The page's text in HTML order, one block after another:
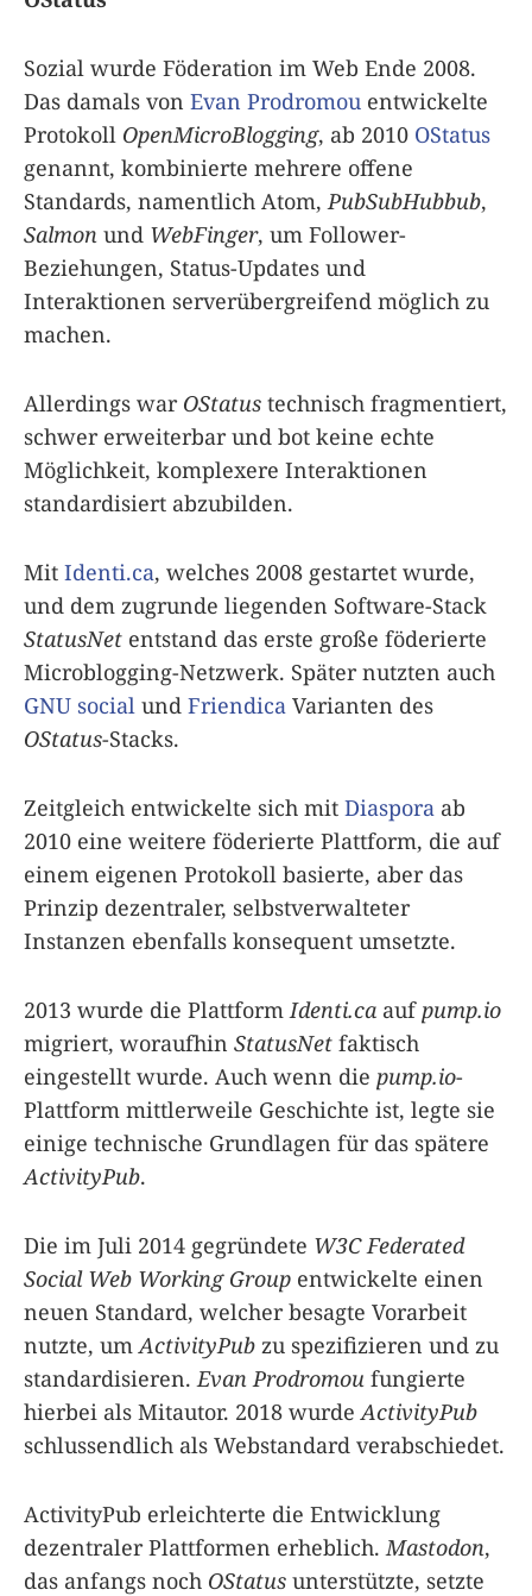
Sozial wurde Föderation im Web Ende 2008.
Das damals von Evan Prodromou entwickelte
Protokoll OpenMicroBlogging, ab 2010 OStatus
genannt, kombinierte mehrere offene
Standards, namentlich Atom, PubSubHubbub,
Salmon und WebFinger, um Follower-
Beziehungen, Status-Updates und
Interaktionen serverübergreifend möglich zu
machen.
Allerdings war OStatus technisch fragmentiert,
schwer erweiterbar und bot keine echte
Möglichkeit, komplexere Interaktionen
standardisiert abzubilden.
Mit Identi.ca, welches 2008 gestartet wurde,
und dem zugrunde liegenden Software-Stack
StatusNet entstand das erste große föderierte
Microblogging-Netzwerk. Später nutzten auch
GNU social und Friendica Varianten des
OStatus-Stacks.
Zeitgleich entwickelte sich mit Diaspora ab
2010 eine weitere föderierte Plattform, die auf
einem eigenen Protokoll basierte, aber das
Prinzip dezentraler, selbstverwalteter
Instanzen ebenfalls konsequent umsetzte.
2013 wurde die Plattform Identi.ca auf pump.io
migriert, woraufhin StatusNet faktisch
eingestellt wurde. Auch wenn die pump.io-
Plattform mittlerweile Geschichte ist, legte sie
einige technische Grundlagen für das spätere
ActivityPub.
Die im Juli 2014 gegründete W3C Federated
Social Web Working Group entwickelte einen
neuen Standard, welcher besagte Vorarbeit
nutzte, um ActivityPub zu spezifizieren und zu
standardisieren. Evan Prodromou fungierte
hierbei als Mitautor. 2018 wurde ActivityPub
schlussendlich als Webstandard verabschiedet.
ActivityPub erleichterte die Entwicklung
dezentraler Plattformen erheblich. Mastodon,
das anfangs noch OStatus unterstützte, setzte